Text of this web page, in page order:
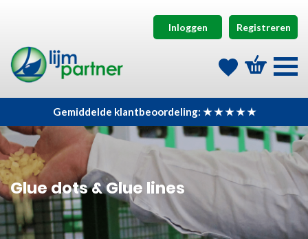
Inloggen Registreren
Gemiddelde klantbeoordeling: ★ ★ ★ ★ ★
Glue dots & Glue lines